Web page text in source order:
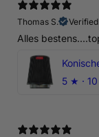
Thomas S.
Alles
5 ★ ·